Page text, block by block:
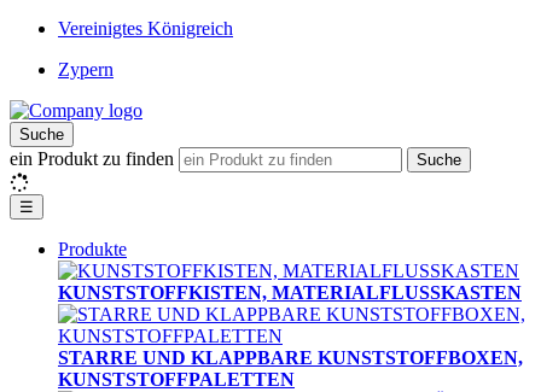
Vereinigtes Königreich
Zypern
Suche
ein Produkt zu finden Suche
☰
Produkte
KUNSTSTOFFKISTEN, MATERIALFLUSSKASTEN
STARRE UND KLAPPBARE KUNSTSTOFFBOXEN,
KUNSTSTOFFPALETTEN